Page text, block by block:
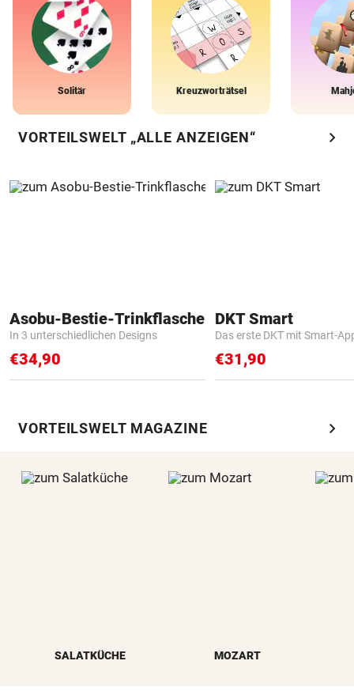
Solitär Kreuzworträtsel
VORTEILSWELT „ALLE ANZEIGEN“ chevron_right
Asobu-Bestie-Trinkflasche
In 3 unterschiedlichen Designs
€34,90
DKT Smart
Das erste DKT mit Smart-
€31,90
VORTEILSWELT MAGAZINE chevron_right
SALATKÜCHE MOZART